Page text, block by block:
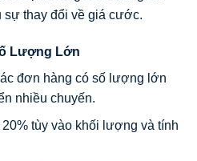
sự thay đổi về giá cước.
Lượng Lớn
đơn hàng có số lượng lớn
nhiều chuyến.
tùy vào khối lượng và tính